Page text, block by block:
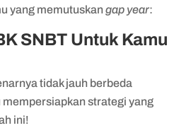
yang memutuskangap year:
SNBT Untuk Kamu
tidak jauh berbeda
strategi yang
ini!